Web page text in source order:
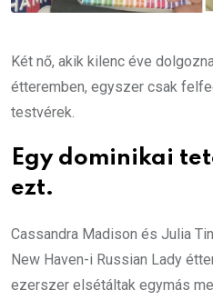
Két nő, akik kilenc éve
étteremben, egyszer csak
testvérek.
Egy dominikai
ezt.
Cassandra Madison és Julia
New Haven-i Russian Lady
ezerszer elsétáltak egymás